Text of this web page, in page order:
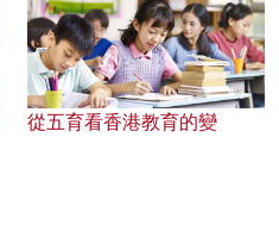
從五育看香港教育的變